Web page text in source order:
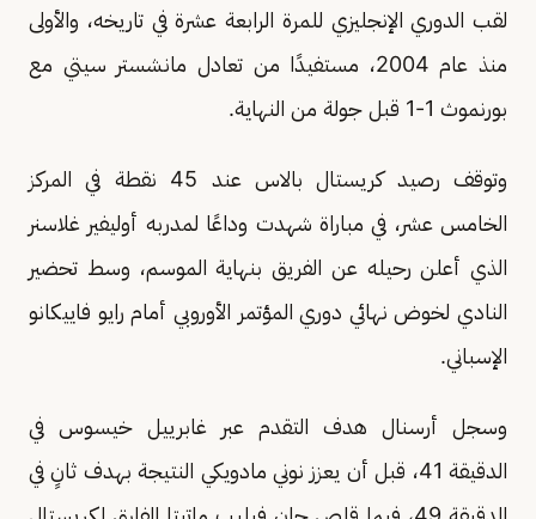
لقب الدوري الإنجليزي للمرة الرابعة عشرة في تاريخه، والأولى
منذ عام 2004، مستفيدًا من تعادل مانشستر سيتي مع
بورنموث 1-1 قبل جولة من النهاية.
وتوقف رصيد كريستال بالاس عند 45 نقطة في المركز
الخامس عشر، في مباراة شهدت وداعًا لمدربه أوليفير غلاسنر
الذي أعلن رحيله عن الفريق بنهاية الموسم، وسط تحضير
النادي لخوض نهائي دوري المؤتمر الأوروبي أمام رايو فاييكانو
الإسباني.
وسجل أرسنال هدف التقدم عبر غابرييل خيسوس في
الدقيقة 41، قبل أن يعزز نوني مادويكي النتيجة بهدف ثانٍ في